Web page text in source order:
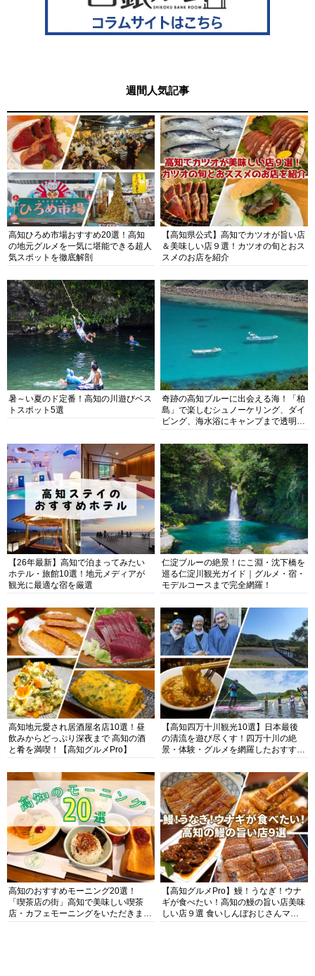
週間人気記事
高知ひろめ市場おすすめ20選！高知
の地元グルメを一気に堪能できる超人
気スポットを徹底解剖
【高知県公式】高知でカツオが旨い店
＆美味しい店９選！カツオの旬とおス
スメのお店を紹介
暑～い夏のド定番！高知の川遊びベス
トスポット5選
奇跡の高知ブルーに出会える海！「柏
島」で楽しむシュノーケリング、ダイ
ビング、海水浴にキャンプまで透明度
【26年最新】高知で泊まってみたい
ホテル・旅館10選！地元メディアが
観光に最適な宿を厳選
仁淀ブルーの絶景！にこ淵・沈下橋を
巡る仁淀川観光ガイド｜グルメ・宿・
モデルコースまで完全網羅！
高知地元愛され居酒屋名店10選！昼
飲みからどっぷり深夜まで 高知の酒
と肴を満喫！【高知グルメPro】
【高知四万十川観光10選】日本最後
の清流を遊び尽くす！四万十川の絶
景・体験・グルメを網羅したおすすめ
高知のおすすめモーニング20選！
「喫茶店の街」高知で美味しい喫茶
店・カフェモーニングをいただきま
【高知グルメPro】鰻！うなぎ！ウナ
ギが食べたい！高知の鰻の旨い店美味
しい店９選 食いしんぼおじさんマッ